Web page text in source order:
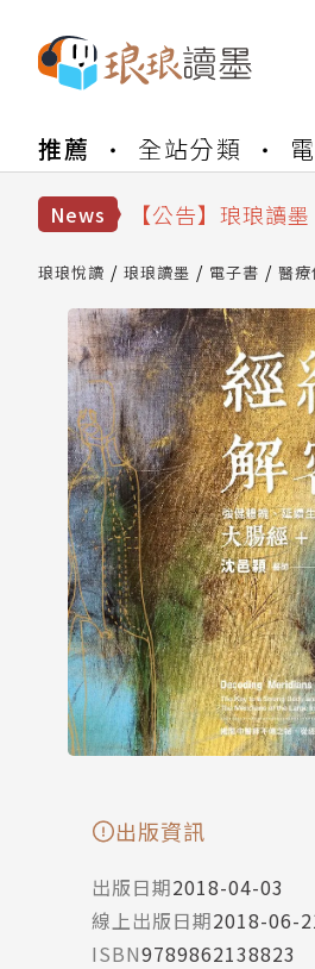
推薦 全站分類
News
【公告】琅琅讀
【公告】琅琅讀
【公告】琅琅讀墨
琅琅悅讀 琅琅讀墨 電子書 醫療
出版資訊
出版日期2018-04-03
線上出版日期2018-06-
ISBN9789862138823